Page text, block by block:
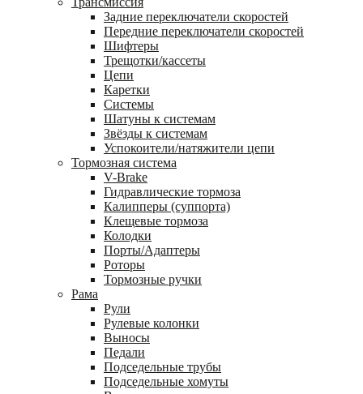
Задние переключатели скоростей
Передние переключатели скоростей
Шифтеры
Трещотки/кассеты
Цепи
Каретки
Системы
Шатуны к системам
Звёзды к системам
Успокоители/натяжители цепи
Тормозная система
V-Brake
Гидравлические тормоза
Калипперы (суппорта)
Клещевые тормоза
Колодки
Порты/Адаптеры
Роторы
Тормозные ручки
Рама
Рули
Рулевые колонки
Выносы
Педали
Подседельные трубы
Подседельные хомуты